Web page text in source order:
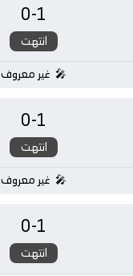
1
-
0
انتهت
غير معروف
1
-
0
انتهت
غير معروف
1
-
0
انتهت